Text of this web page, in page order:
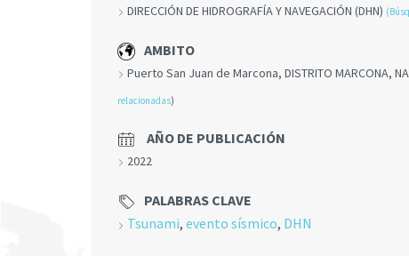
DIRECCIÓN DE HIDROGRAFÍA Y NAVEGACIÓN (DHN)
AMBITO
Puerto San Juan de Marcona, DISTRITO MARCONA,
relacionadas)
AÑO DE PUBLICACIÓN
2022
PALABRAS CLAVE
Tsunami, evento sísmico, DHN